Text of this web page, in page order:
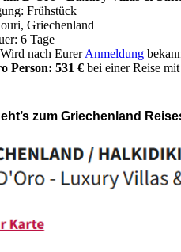
Frühstück
Griechenland
6 Tage
nach EurerAnmeldung
Person: 531 € bei einer Reise
zum Griechenland